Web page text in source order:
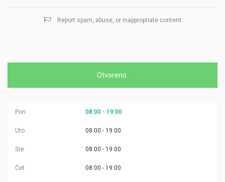
Report spam, abuse, or inappropriate content
Otvoreno.
Pon 08:00 - 19:00
Uto 08:00 - 19:00
Sre 08:00 - 19:00
Čet 08:00 - 19:00